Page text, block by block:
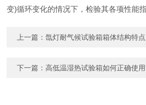
变)循环变化的情况下，检验其各项性能指
上一篇：氙灯耐气候试验箱箱体结构特点
下一篇：高低温湿热试验箱如何正确使